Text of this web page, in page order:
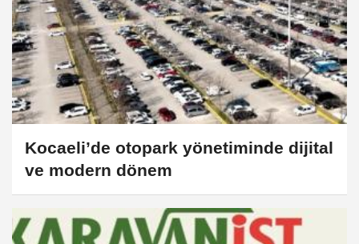
Kocaeli’de otopark yönetiminde dijital
ve modern dönem